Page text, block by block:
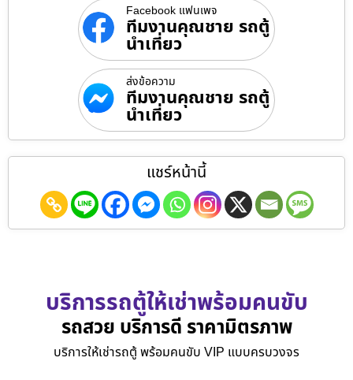
Facebook แฟนเพจ
ทีมงานคุณชาย รถตู้
นำเที่ยว
ส่งข้อความ
ทีมงานคุณชาย รถตู้
นำเที่ยว
แชร์หน้านี้
บริการรถตู้ให้เช่าพร้อมคนขับ
รถสวย บริการดี ราคามิตรภาพ
บริการให้เช่ารถตู้ พร้อมคนขับ VIP แบบครบวงจร